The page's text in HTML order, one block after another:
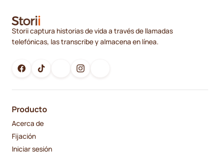
Storii captura historias de vida a través de llamadas
telefónicas, las transcribe y almacena en línea.
Producto
Acerca de
Fijación
Iniciar sesión